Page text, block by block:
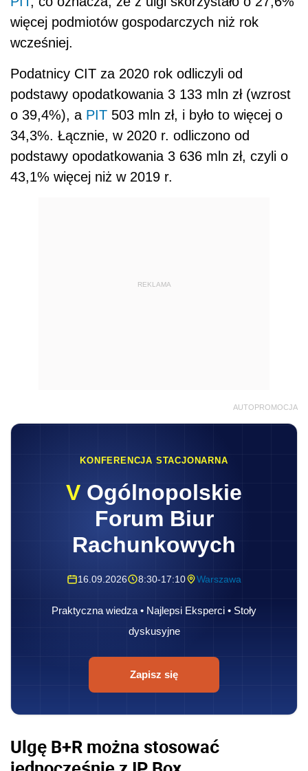
więcej podmiotów gospodarczych niż rok
wcześniej.
Podatnicy CIT za 2020 rok odliczyli od
podstawy opodatkowania 3 133 mln zł (wzrost
o 39,4%), a PIT 503 mln zł, i było to więcej o
34,3%. Łącznie, w 2020 r. odliczono od
podstawy opodatkowania 3 636 mln zł, czyli o
43,1% więcej niż w 2019 r.
REKLAMA
AUTOPROMOCJA
KONFERENCJA STACJONARNA
V Ogólnopolskie
Forum Biur
Rachunkowych
16.09.2026 8:30-17:10 Warszawa
Praktyczna wiedza • Najlepsi Eksperci • Stoły
dyskusyjne
Zapisz się
Ulgę B+R można stosować